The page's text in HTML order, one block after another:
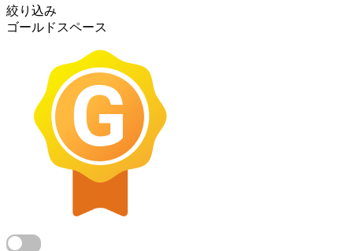
絞り込み
ゴールドスペース